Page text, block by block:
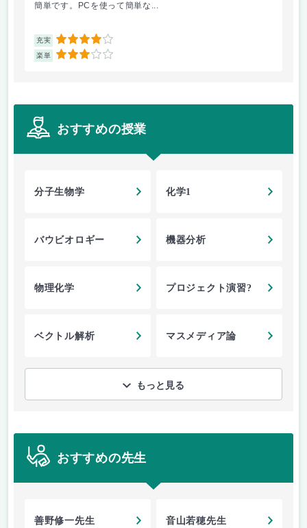
簡単です。PCを使って簡単な...
充実 4
楽単 3
おすすめの授業
分子生物学 化学1
バウビオロギー 機器分析
物理化学 プロジェクト演習?
ベクトル解析 マスメディア論
もっと見る
おすすめの先生
善野修一先生 音山若穂先生